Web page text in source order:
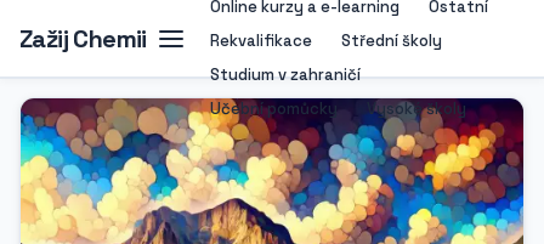
Zažij Chemii
Online kurzy a e-learning
Ostatní
Rekvalifikace
Střední školy
Studium v zahraničí
Učební pomůcky
Vysoké školy